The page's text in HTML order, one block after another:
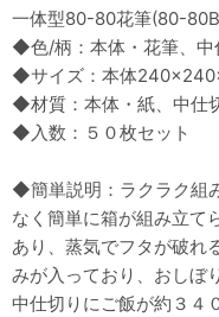
一体型80-80花筆(80-
◆色/柄：本体・花筆、中
◆サイズ：本体
◆材質：本体・紙、中仕
◆入数：５０枚セット
◆簡単説明：ラクラク組
なく簡単に箱が組み立て
あり、蒸気でフタが破れ
みが入っており、おしぼ
中仕切りにご飯が約３４